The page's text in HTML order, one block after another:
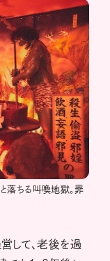
落ちる叫喚地獄。罪
して、老後を過